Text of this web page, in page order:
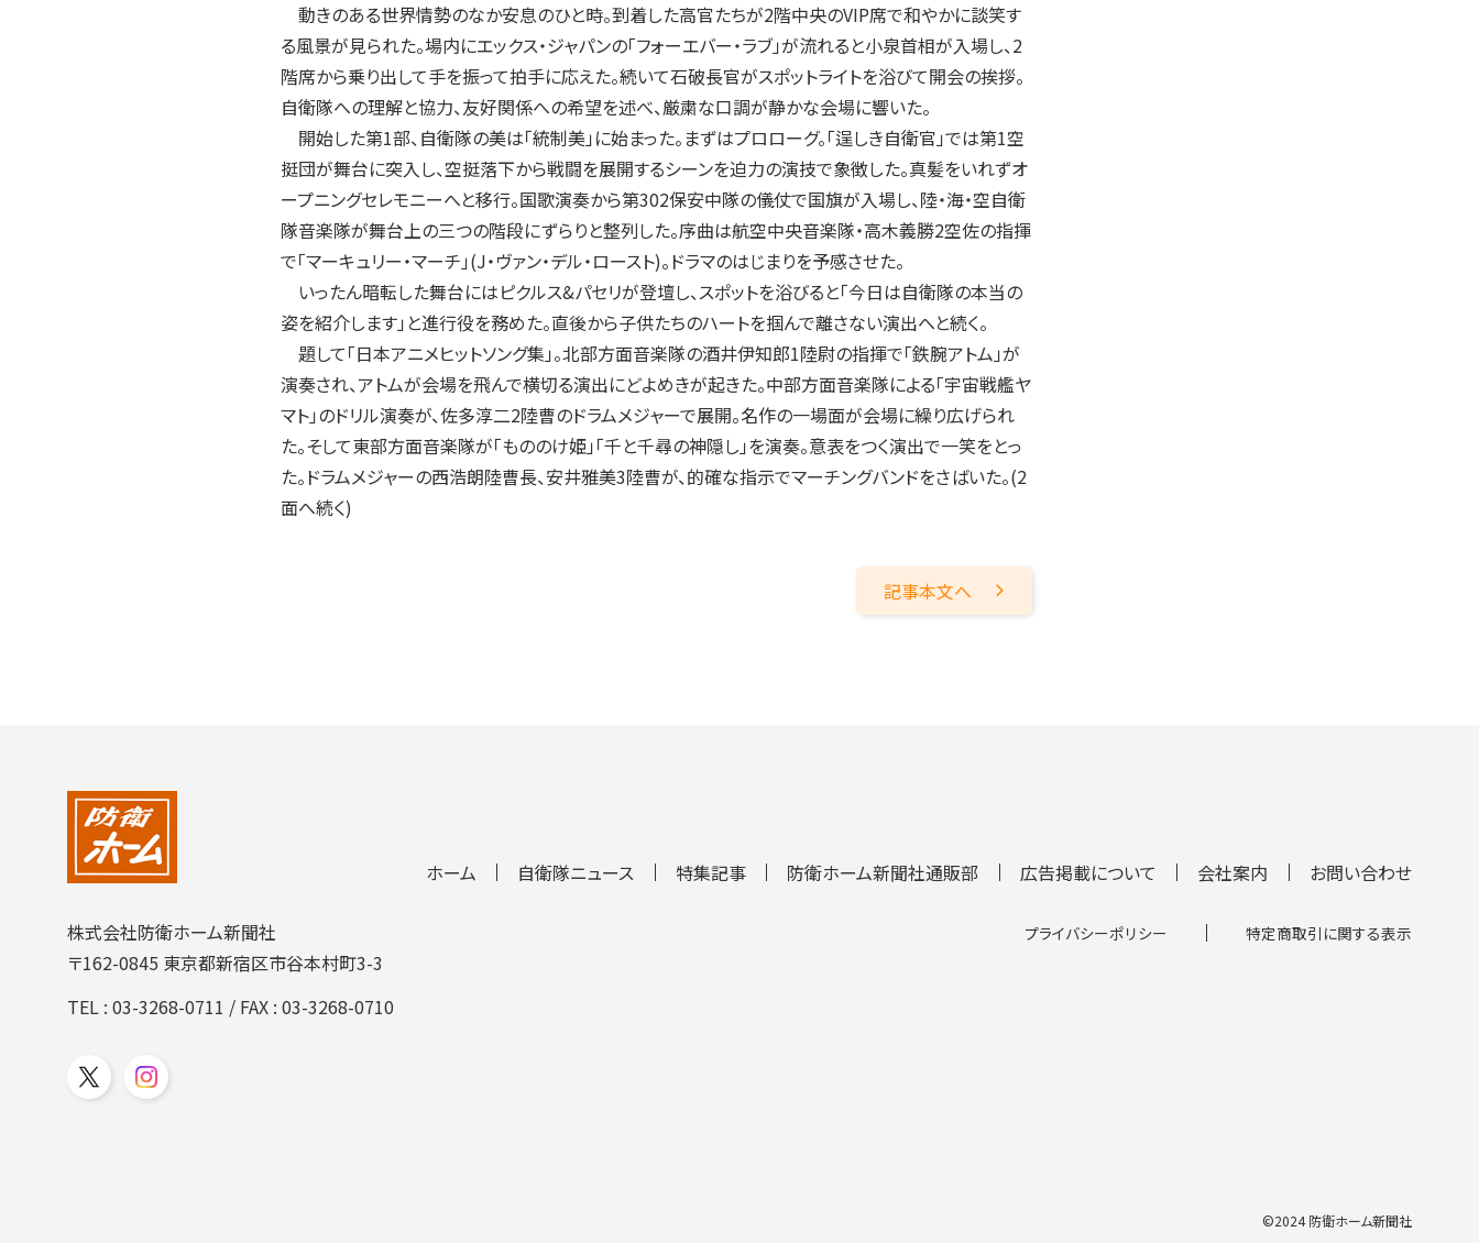
動きのある世界情勢のなか安息のひと時。到着した高官たちが2階中央のVIP席で和やかに談笑す
る風景が見られた。場内にエックス・ジャパンの「フォーエバー・ラブ」が流れると小泉首相が入場し、2
階席から乗り出して手を振って拍手に応えた。続いて石破長官がスポットライトを浴びて開会の挨拶。
自衛隊への理解と協力、友好関係への希望を述べ、厳粛な口調が静かな会場に響いた。
開始した第1部、自衛隊の美は「統制美」に始まった。まずはプロローグ。「逞しき自衛官」では第1空
挺団が舞台に突入し、空挺落下から戦闘を展開するシーンを迫力の演技で象徴した。真髪をいれずオ
ープニングセレモニーへと移行。国歌演奏から第302保安中隊の儀仗で国旗が入場し、陸・海・空自衛
隊音楽隊が舞台上の三つの階段にずらりと整列した。序曲は航空中央音楽隊・高木義勝2空佐の指揮
で「マーキュリー・マーチ」(J・ヴァン・デル・ロースト)。ドラマのはじまりを予感させた。
いったん暗転した舞台にはピクルス&パセリが登壇し、スポットを浴びると「今日は自衛隊の本当の
姿を紹介します」と進行役を務めた。直後から子供たちのハートを掴んで離さない演出へと続く。
題して「日本アニメヒットソング集」。北部方面音楽隊の酒井伊知郎1陸尉の指揮で「鉄腕アトム」が
演奏され、アトムが会場を飛んで横切る演出にどよめきが起きた。中部方面音楽隊による「宇宙戦艦ヤ
マト」のドリル演奏が、佐多淳二2陸曹のドラムメジャーで展開。名作の一場面が会場に繰り広げられ
た。そして東部方面音楽隊が「もののけ姫」「千と千尋の神隠し」を演奏。意表をつく演出で一笑をとっ
た。ドラムメジャーの西浩朗陸曹長、安井雅美3陸曹が、的確な指示でマーチングバンドをさばいた。(2
面へ続く)
記事本文へ
株式会社防衛ホーム新聞社
〒162-0845 東京都新宿区市谷本村町3-3
TEL :03-3268-0711 / FAX : 03-3268-0710
ホーム 自衛隊ニュース 特集記事 防衛ホーム新聞社通販部 広告掲載について 会社案内 お問い合わせ
プライバシーポリシー 特定商取引に関する表示
©2024 防衛ホーム新聞社